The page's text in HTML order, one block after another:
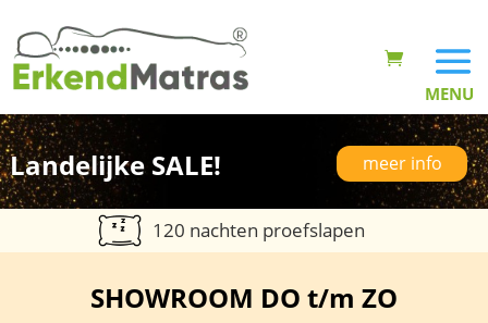
Landelijke SALE! meer info
120 nachten proefslapen
SHOWROOM DO t/m ZO